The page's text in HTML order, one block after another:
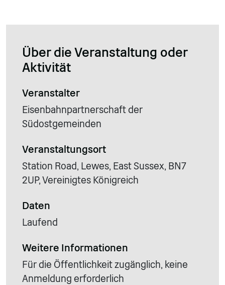
Über die Veranstaltung oder
Aktivität
Veranstalter
Eisenbahnpartnerschaft der
Südostgemeinden
Veranstaltungsort
Station Road, Lewes, East Sussex, BN7
2UP, Vereinigtes Königreich
Daten
Laufend
Weitere Informationen
Für die Öffentlichkeit zugänglich, keine
Anmeldung erforderlich